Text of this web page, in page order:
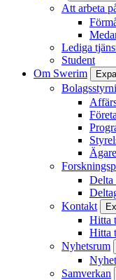
Att arbeta
Lediga
Student
Om Swerim
Ägare
Delta
Kontakt
Hitta
Hitta
Nyhetsrum
Samverkan